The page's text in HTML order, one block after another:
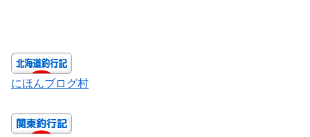
にほんブログ村